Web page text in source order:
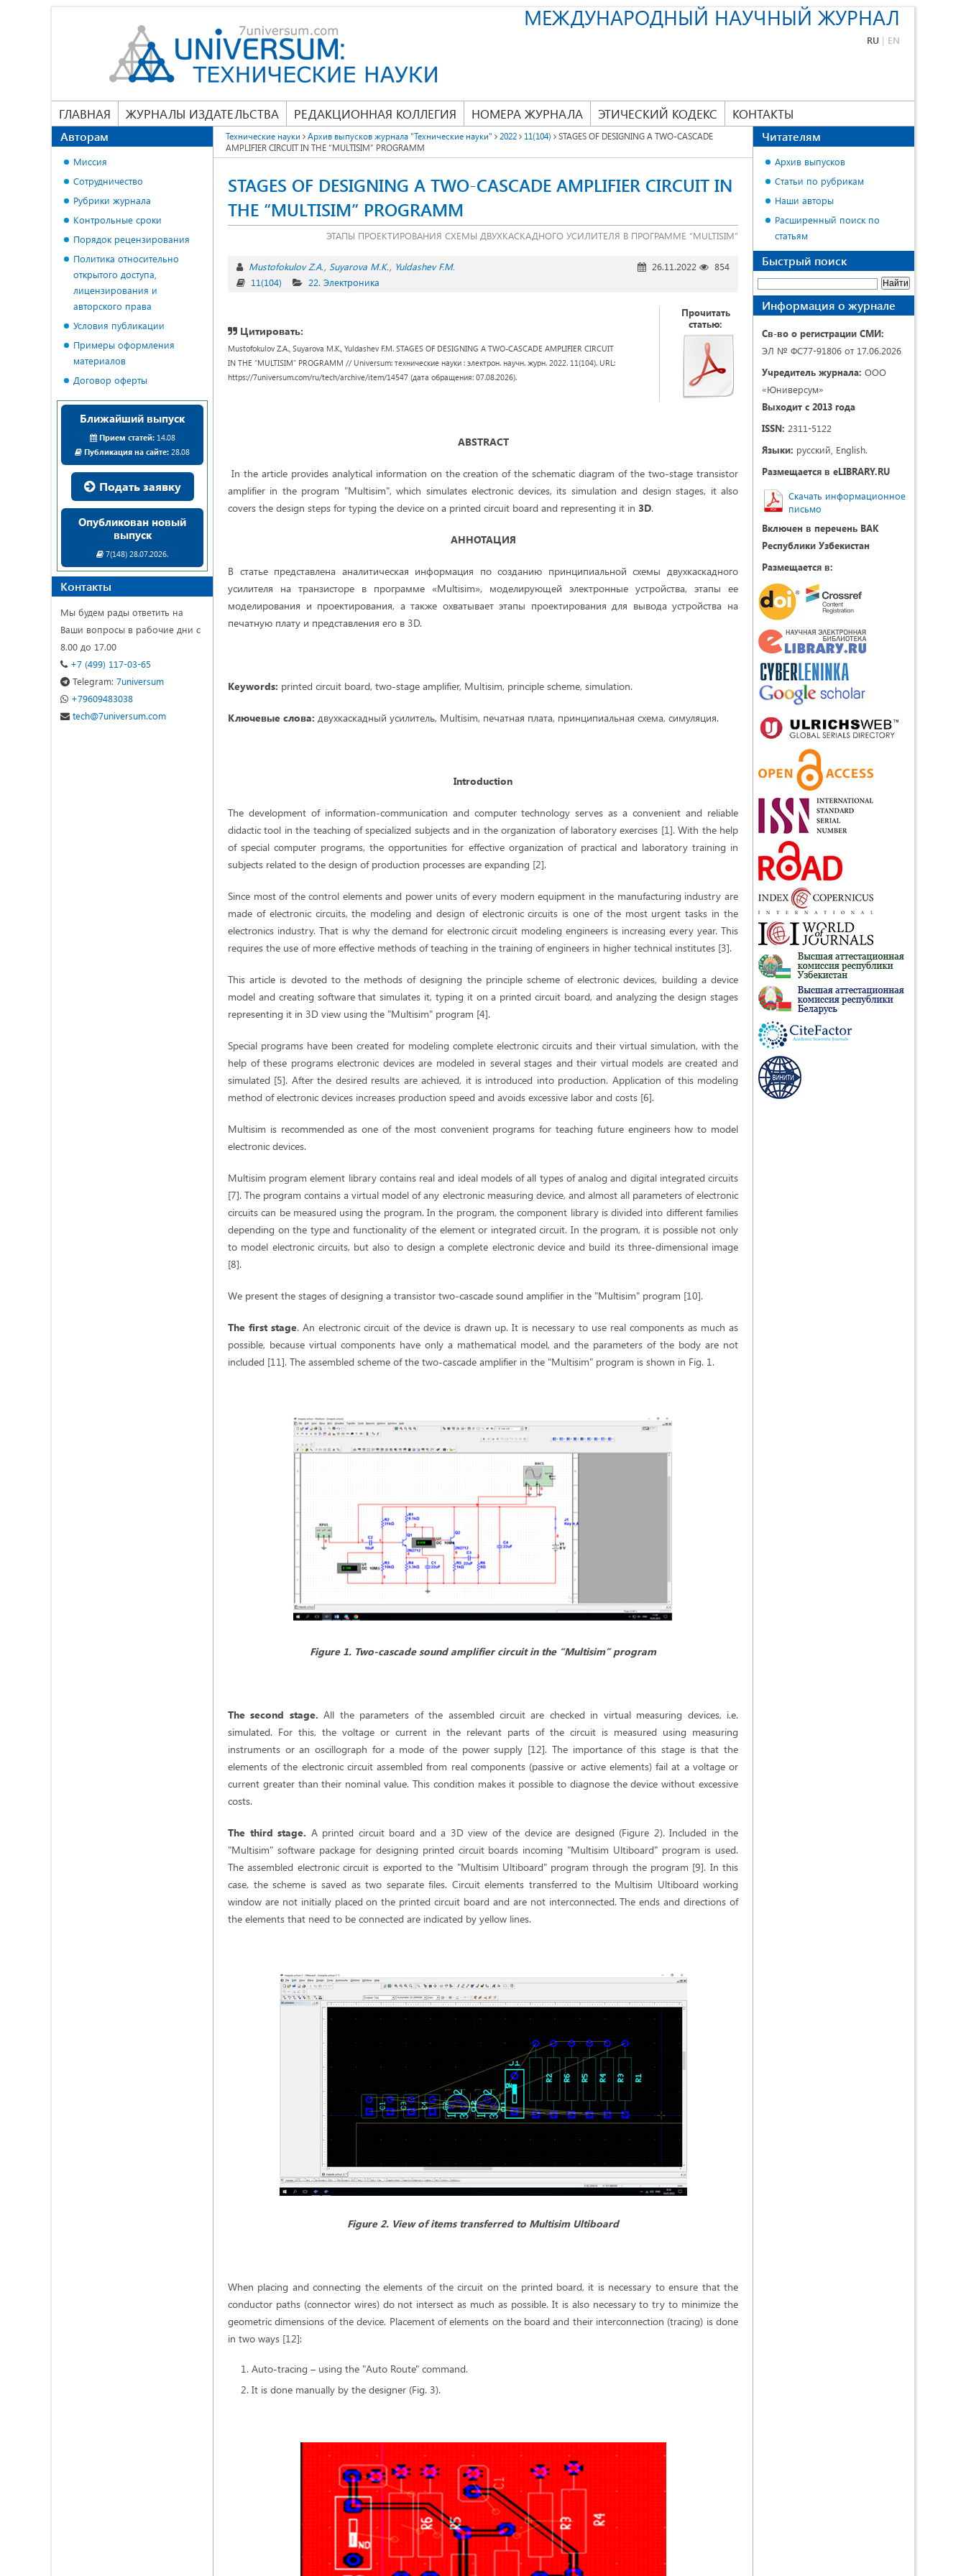
МЕЖДУНАРОДНЫЙ НАУЧНЫЙ ЖУРНАЛ
RU | EN
ГЛАВНАЯ ЖУРНАЛЫ ИЗДАТЕЛЬСТВА РЕДАКЦИОННАЯ КОЛЛЕГИЯ НОМЕРА ЖУРНАЛА ЭТИЧЕСКИЙ КОДЕКС КОНТАКТЫ
Технические науки Архив выпусков журнала "Технические науки" 2022 11(104)
STAGES OF DESIGNING A TWO-CASCADE
AMPLIFIER CIRCUIT IN THE “MULTISIM” PROGRAMM
STAGES OF DESIGNING A TWO-CASCADE AMPLIFIER CIRCUIT IN
THE “MULTISIM” PROGRAMM
ЭТАПЫ ПРОЕКТИРОВАНИЯ СХЕМЫ ДВУХКАСКАДНОГО УСИЛИТЕЛЯ В ПРОГРАММЕ “MULTISIM”
Mustofokulov Z.A. Suyarova M.K. Yuldashev F.M. 26.11.2022
854
11(104)
22. Электроника
Цитировать:
Mustofokulov Z.A., Suyarova M.K., Yuldashev F.M. STAGES OF DESIGNING A TWO-CASCADE AMPLIFIER CIRCUIT
IN THE “MULTISIM” PROGRAMM // Universum: технические науки : электрон. научн. журн. 2022. 11(104). URL:
https://7universum.com/ru/tech/archive/item/14547 (дата обращения: 07.08.2026).
Прочитать
статью:
ABSTRACT
In the article provides analytical information on the creation of the schematic diagram of the two-stage transistor
amplifier in the program "Multisim", which simulates electronic devices, its simulation and design stages, it also
covers the design steps for typing the device on a printed circuit board and representing it in 3D.
АННОТАЦИЯ
В статье представлена аналитическая информация по созданию принципиальной схемы двухкаскадного
усилителя на транзисторе в программе «Multisim», моделирующей электронные устройства, этапы ее
моделирования и проектирования, а также охватывает этапы проектирования для вывода устройства на
печатную плату и представления его в 3D.
Keywords: printed circuit board, two-stage amplifier, Multisim, principle scheme, simulation.
Ключевые слова: двухкаскадный усилитель, Multisim, печатная плата, принципиальная схема, симуляция.
Introduction
The development of information-communication and computer technology serves as a convenient and reliable
didactic tool in the teaching of specialized subjects and in the organization of laboratory exercises [1]. With the help
of special computer programs, the opportunities for effective organization of practical and laboratory training in
subjects related to the design of production processes are expanding [2].
Since most of the control elements and power units of every modern equipment in the manufacturing industry are
made of electronic circuits, the modeling and design of electronic circuits is one of the most urgent tasks in the
electronics industry. That is why the demand for electronic circuit modeling engineers is increasing every year. This
requires the use of more effective methods of teaching in the training of engineers in higher technical institutes [3].
This article is devoted to the methods of designing the principle scheme of electronic devices, building a device
model and creating software that simulates it, typing it on a printed circuit board, and analyzing the design stages
representing it in 3D view using the "Multisim" program [4].
Special programs have been created for modeling complete electronic circuits and their virtual simulation, with the
help of these programs electronic devices are modeled in several stages and their virtual models are created and
simulated [5]. After the desired results are achieved, it is introduced into production. Application of this modeling
method of electronic devices increases production speed and avoids excessive labor and costs [6].
Multisim is recommended as one of the most convenient programs for teaching future engineers how to model
electronic devices.
Multisim program element library contains real and ideal models of all types of analog and digital integrated circuits
[7]. The program contains a virtual model of any electronic measuring device, and almost all parameters of electronic
circuits can be measured using the program. In the program, the component library is divided into different families
depending on the type and functionality of the element or integrated circuit. In the program, it is possible not only
to model electronic circuits, but also to design a complete electronic device and build its three-dimensional image
[8].
We present the stages of designing a transistor two-cascade sound amplifier in the "Multisim" program [10].
The first stage. An electronic circuit of the device is drawn up. It is necessary to use real components as much as
possible, because virtual components have only a mathematical model, and the parameters of the body are not
included [11]. The assembled scheme of the two-cascade amplifier in the "Multisim" program is shown in Fig. 1.
Figure 1. Two-cascade sound amplifier circuitin the “Multisim”program
The second stage. All the parameters of the assembled circuit are checked in virtual measuring devices, i.e.
simulated. For this, the voltage or current in the relevant parts of the circuit is measured using measuring
instruments or an oscillograph for a mode of the power supply [12]. The importance of this stage is that the
elements of the electronic circuit assembled from real components (passive or active elements) fail at a voltage or
current greater than their nominal value. This condition makes it possible to diagnose the device without excessive
costs.
The third stage. A printed circuit board and a 3D view of the device are designed (Figure 2). Included in the
"Multisim" software package for designing printed circuit boards incoming "Multisim Ultiboard" program is used.
The assembled electronic circuit is exported to the "Multisim Ultiboard" program through the program [9]. In this
case, the scheme is saved as two separate files. Circuit elements transferred to the Multisim Ultiboard working
window are not initially placed on the printed circuit board and are not interconnected. The ends and directions of
the elements that need to be connected are indicated by yellow lines.
Figure 2. View of items transferred to Multisim Ultiboard
When placing and connecting the elements of the circuit on the printed board, it is necessary to ensure that the
conductor paths (connector wires) do not intersect as much as possible. It is also necessary to try to minimize the
geometric dimensions of the device. Placement of elements on the board and their interconnection (tracing) is done
in two ways [12]:
Auto-tracing – using the "Auto Route" command.
It is done manually by the designer (Fig. 3).
Авторам
Миссия
Сотрудничество
Рубрики журнала
Контрольные сроки
Порядок рецензирования
Политика относительно
открытого доступа,
лицензирования и
авторского права
Условия публикации
Примеры оформления
материалов
Договор оферты
Ближайший выпуск
Прием статей:14.08
Публикация на сайте: 28.08
Подать заявку
Опубликован новый
выпуск
7(148) 28.07.2026.
Контакты
Мы будем рады ответить на
Ваши вопросы в рабочие дни с
8.00 до 17.00
+7 (499) 117-03-65
Telegram: 7universum
+79609483038
tech@7universum.com
Читателям
Архив выпусков
Статьи по рубрикам
Наши авторы
Расширенный поиск по
статьям
Быстрый поиск
Информация о журнале
Св-во о регистрации СМИ:
ЭЛ № ФС77-91806 от 17.06.2026
Учредитель журнала: ООО
«Юниверсум»
Выходит с 2013 года
ISSN: 2311-5122
Языки: русский, English.
Размещается в eLIBRARY.RU
Скачать информационное
письмо
Включен в перечень ВАК
Республики Узбекистан
Размещается в: